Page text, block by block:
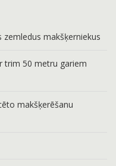
makšķerniekus
trim 50 metru gariem
makšķerēšanu